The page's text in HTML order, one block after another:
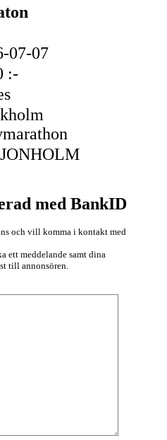
07-07
:-
med BankID
och vill komma i kontakt med
ett meddelande samt dina
till annonsören.